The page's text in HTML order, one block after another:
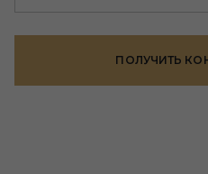
ПОЛУЧИТЬ